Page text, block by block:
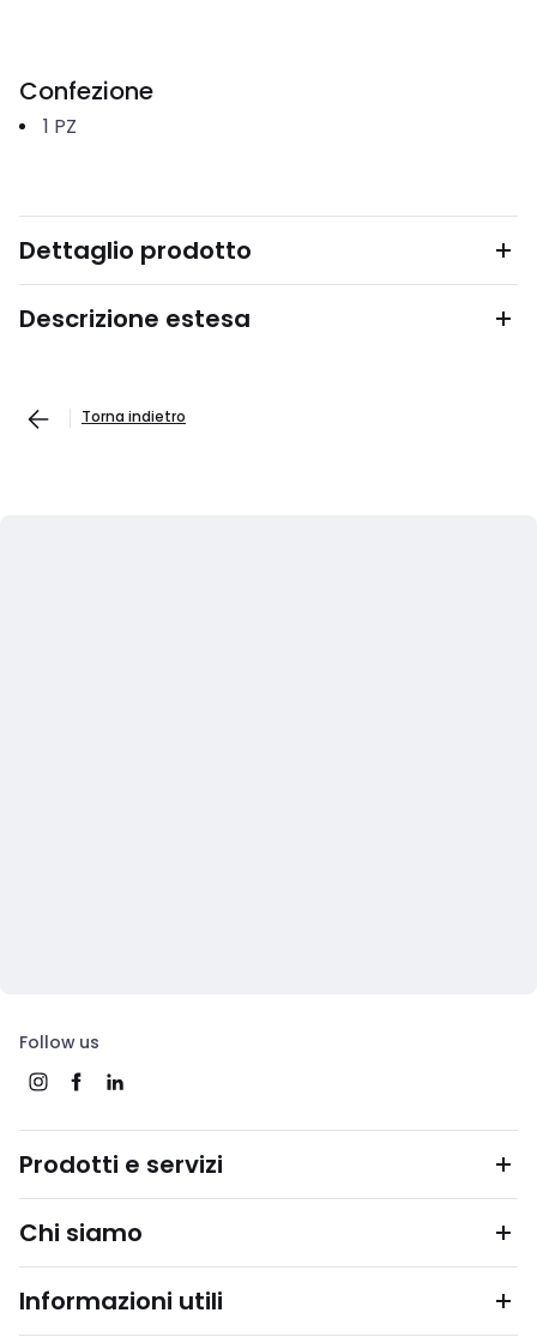
Confezione
1 PZ
Dettaglio prodotto
Descrizione estesa
Torna indietro
Follow us
Prodotti e servizi
Chi siamo
Informazioni utili